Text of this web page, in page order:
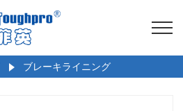
ブレーキライニング